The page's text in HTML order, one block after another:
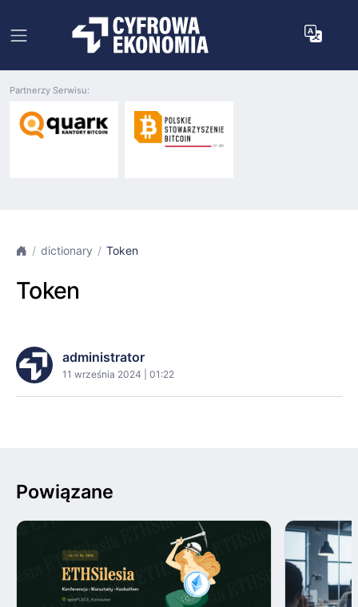
Partnerzy Serwisu:
dictionary Token
Token
administrator
11 września 2024 | 01:22
Powiązane